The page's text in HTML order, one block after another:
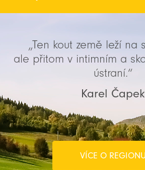
„Ten kout země leží na
ale přitom v intimním a
ústraní.“
Karel Čapek
VÍCE O